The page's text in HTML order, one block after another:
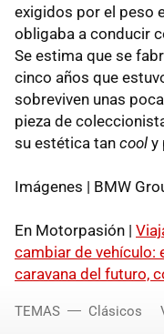
exigidos por el peso
obligaba a conducir
Se estima que se
cinco años que
sobreviven unas
pieza de
su estética tan cool y
Imágenes | BMW
En Motorpasión |
cambiar de vehículo:
caravana del futuro,
TEMAS Clásicos